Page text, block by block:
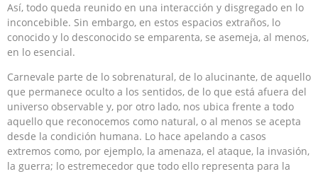
Así, todo queda reunido en una interacción y disgregado en lo
inconcebible. Sin embargo, en estos espacios extraños, lo
conocido y lo desconocido se emparenta, se asemeja, al menos,
en lo esencial.
Carnevale parte de lo sobrenatural, de lo alucinante, de aquello
que permanece oculto a los sentidos, de lo que está afuera del
universo observable y, por otro lado, nos ubica frente a todo
aquello que reconocemos como natural, o al menos se acepta
desde la condición humana. Lo hace apelando a casos
extremos como, por ejemplo, la amenaza, el ataque, la invasión,
la guerra; lo estremecedor que todo ello representa para la